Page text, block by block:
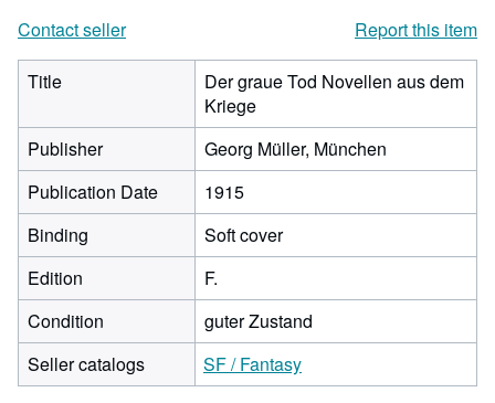
Contact seller
Report this item
Title
Der graue Tod Novellen aus dem
Kriege
Publisher
Georg Müller, München
Publication Date
1915
Binding
Soft cover
Edition
F.
Condition
guter Zustand
Seller catalogs
SF / Fantasy